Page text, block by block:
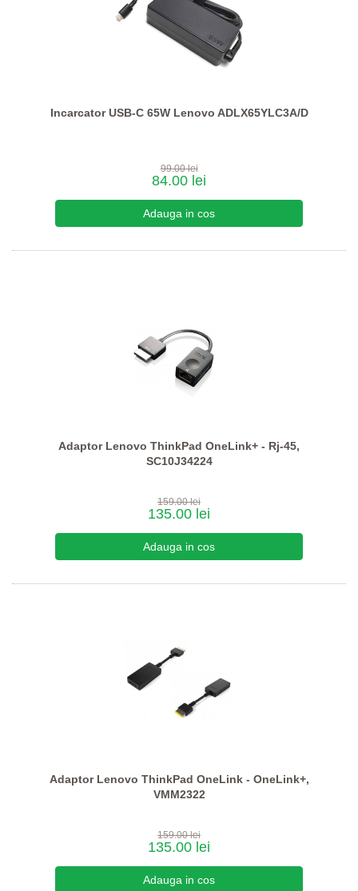
Incarcator USB-C 65W Lenovo ADLX65YLC3A/D
99.00 lei
84.00 lei
Adaptor Lenovo ThinkPad OneLink+ - Rj-45,
SC10J34224
159.00 lei
135.00 lei
Adaptor Lenovo ThinkPad OneLink - OneLink+,
VMM2322
159.00 lei
135.00 lei